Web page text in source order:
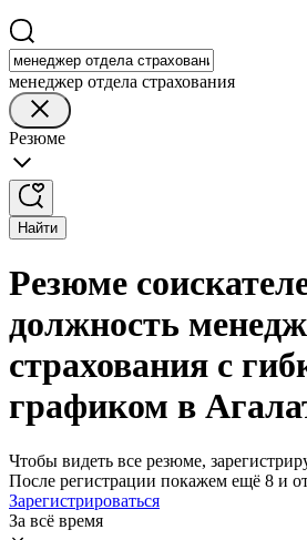
менеджер отдела страхования
Резюме
Найти
Резюме
должность
страхования с
графиком в
Чтобы видеть все резюме,
После регистрации покажем ещё 8 и
Зарегистрироваться
За всё время